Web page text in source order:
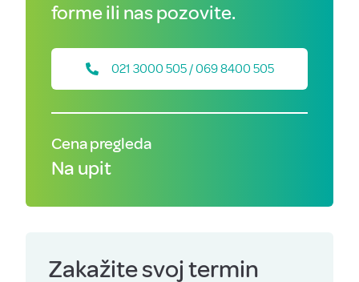
forme ili nas pozovite.
021 3000 505 / 069 8400 505
Cena pregleda
Na upit
Zakažite svoj termin